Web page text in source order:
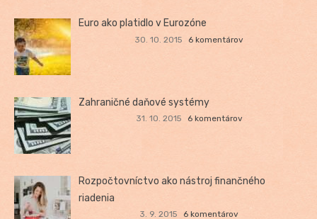
Euro ako platidlo v Eurozóne
30. 10. 2015 6 komentárov
Zahraničné daňové systémy
31. 10. 2015 6 komentárov
Rozpočtovníctvo ako nástroj finančného
riadenia
3. 9. 2015 6 komentárov